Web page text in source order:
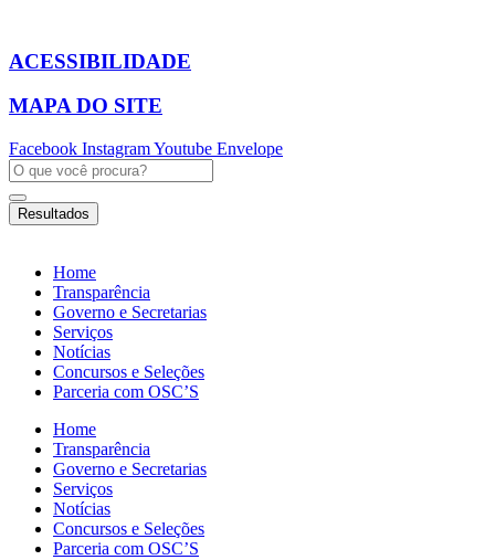
o
conteúdo
ACESSIBILIDADE
MAPA DO SITE
Facebook InstagramYoutube Envelope
Pesquisar
...
Resultados
Home
Transparência
Governo e Secretarias
Serviços
Notícias
Concursos e Seleções
Parceria com OSC’S
Home
Transparência
Governo e Secretarias
Serviços
Notícias
Concursos e Seleções
Parceria com OSC’S